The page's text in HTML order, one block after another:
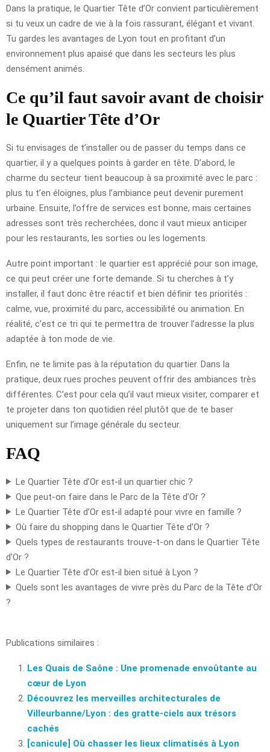
Dans la pratique, le Quartier Tête d’Or convient particulièrement
si tu veux un cadre de vie à la fois rassurant, élégant et vivant.
Tu gardes les avantages de Lyon tout en profitant d’un
environnement plus apaisé que dans les secteurs les plus
densément animés.
Ce qu’il faut savoir avant de choisir
le Quartier Tête d’Or
Si tu envisages de t’installer ou de passer du temps dans ce
quartier, il y a quelques points à garder en tête. D’abord, le
charme du secteur tient beaucoup à sa proximité avec le parc :
plus tu t’en éloignes, plus l’ambiance peut devenir purement
urbaine. Ensuite, l’offre de services est bonne, mais certaines
adresses sont très recherchées, donc il vaut mieux anticiper
pour les restaurants, les sorties ou les logements.
Autre point important : le quartier est apprécié pour son image,
ce qui peut créer une forte demande. Si tu cherches à t’y
installer, il faut donc être réactif et bien définir tes priorités :
calme, vue, proximité du parc, accessibilité ou animation. En
réalité, c’est ce tri qui te permettra de trouver l’adresse la plus
adaptée à ton mode de vie.
Enfin, ne te limite pas à la réputation du quartier. Dans la
pratique, deux rues proches peuvent offrir des ambiances très
différentes. C’est pour cela qu’il vaut mieux visiter, comparer et
te projeter dans ton quotidien réel plutôt que de te baser
uniquement sur l’image générale du secteur.
FAQ
Le Quartier Tête d’Or est-il un quartier chic ?
Que peut-on faire dans le Parc de la Tête d’Or ?
Le Quartier Tête d’Or est-il adapté pour vivre en famille ?
Où faire du shopping dans le Quartier Tête d’Or ?
Quels types de restaurants trouve-t-on dans le Quartier Tête
d’Or ?
Le Quartier Tête d’Or est-il bien situé à Lyon ?
Quels sont les avantages de vivre près du Parc de la Tête d’Or
?
Publications similaires :
Les Quais de Saône : Une promenade envoûtante au
cœur de Lyon
Découvrez les merveilles architecturales de
Villeurbanne/Lyon : des gratte-ciels aux trésors
cachés
[canicule] Où chasser les lieux climatisés à Lyon